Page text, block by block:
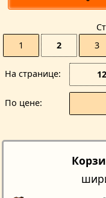
1
2 3
На странице 12
По цене